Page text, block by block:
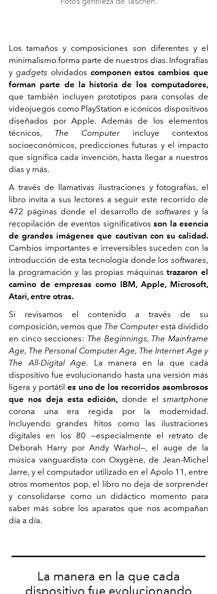
Los tamaños y composiciones son diferentes y el
minimalismo forma parte de nuestros días. Infografías
y gadgets olvidados componen estos cambios que
forman parte de la historia de los computadores,
que también incluyen prototipos para consolas de
videojuegos como PlayStation e icónicos dispositivos
diseñados por Apple. Además de los elementos
técnicos, The Computer incluye contextos
socioeconómicos, predicciones futuras y el impacto
que significa cada invención, hasta llegar a nuestros
días y más.
A través de llamativas ilustraciones y fotografías, el
libro invita a sus lectores a seguir este recorrido de
472 páginas donde el desarrollo de softwares y la
recopilación de eventos significativos son la esencia
de grandes imágenes que cautivan con su calidad.
Cambios importantes e irreversibles suceden con la
introducción de esta tecnología donde los softwares,
la programación y las propias máquinas trazaron el
camino de empresas como IBM, Apple, Microsoft,
Atari, entre otras.
Si revisamos el contenido a través de su
composición, vemos que The Computer está dividido
en cinco secciones: The Beginnings, The Mainframe
Age, The Personal Computer Age, The Internet Age y
The All-Digital Age. La manera en la que cada
dispositivo fue evolucionando hasta una versión más
ligera y portátil es uno de los recorridos asombrosos
que nos deja esta edición, donde elsmartphone
corona una era regida por la modernidad.
Incluyendo grandes hitos como las ilustraciones
digitales en los 80 —especialmente el retrato de
Deborah Harry por Andy Warhol —, el auge de la
música vanguardista con Oxygène, de Jean-Michel
Jarre, y el computador utilizado en el Apolo 11, entre
otros momentos pop, el libro no deja de sorprender
y consolidarse como un didáctico momento para
saber más sobre los aparatos que nos acompañan
día a día.
La manera en la que cada
dispositivo fue evolucionando